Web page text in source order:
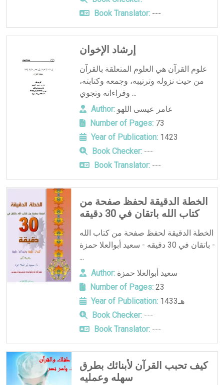
Book Translator:---
إرشاد الإخوان
علوم القرآن هي العلوم المتعلقة بالقرآن
من حيث نزوله وترتيبه، وجمعه وكتابته،
وقراءاته وتجوي ...
Author: عامر عيسى اللهو
Number of Pages:73
Year of Publication:1423
Book Checker:---
Book Translator:---
الخطة الدقيقة لحفظ صفحة من
كتاب الله باتقان في 30 دقيقه
الخطة الدقيقة لحفظ صفحة من كتاب الله
باتقان في 30 دقيقه - سعيد أبوالعلا حمزة -
...
Author: سعيد أبوالعلا حمزة
Number of Pages:23
Year of Publication:
1433هـ
Book Checker:---
Book Translator:---
كيف تحبب القرآن لأبنائك بطرق
سهله وعمليه